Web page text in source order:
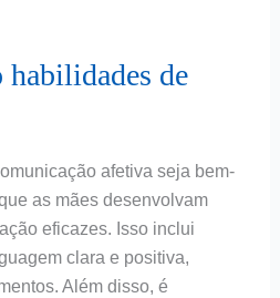
de
afetiva seja bem-
as mães desenvolvam
eficazes. Isso inclui
clara e positiva,
Além disso, é